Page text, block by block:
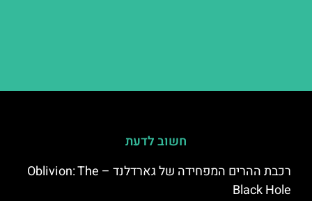
חשוב לדעת
רכבת ההרים המפחידה של גארדלנד – Oblivion: The
Black Hole